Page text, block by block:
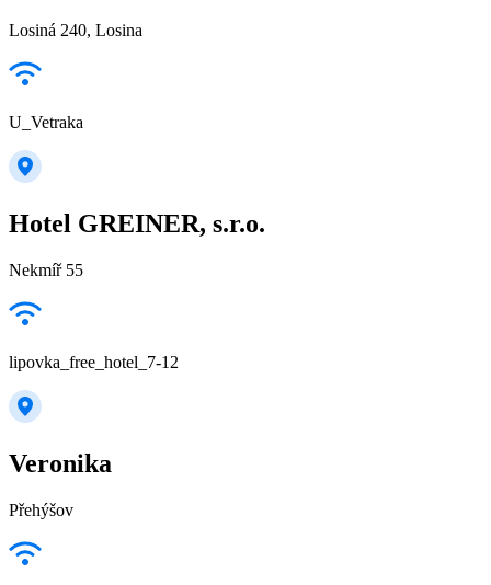
Losiná 240, Losina
U_Vetraka
Hotel GREINER, s.r.o.
Nekmíř 55
lipovka_free_hotel_7-12
Veronika
Přehýšov